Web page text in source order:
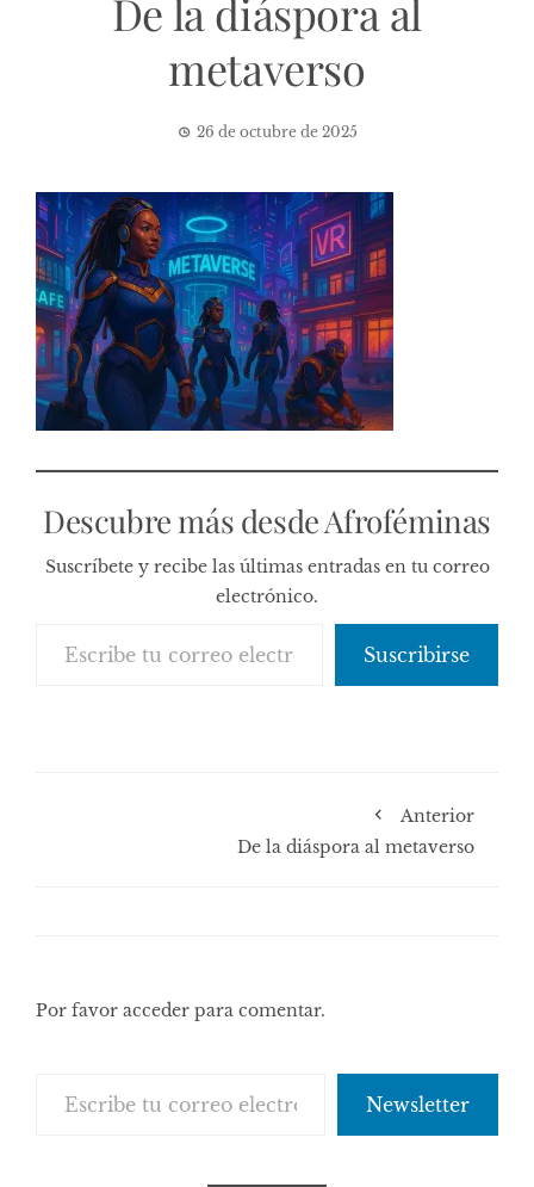
De la diáspora al
metaverso
26 de octubre de 2025
Descubre más desde Afroféminas
Suscríbete y recibe las últimas entradas en tu correo
electrónico.
Suscribirse
Anterior
De la diáspora al metaverso
Por favor acceder para comentar.
Newsletter